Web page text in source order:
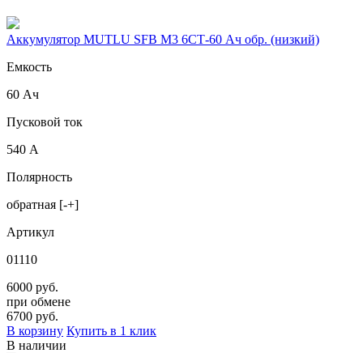
Аккумулятор MUTLU SFB M3 6СТ-60 Ач обр. (низкий)
Емкость
60 Ач
Пусковой ток
540 А
Полярность
обратная [-+]
Артикул
01110
6000 руб.
при обмене
6700 руб.
В корзину Купить в 1 клик
В наличии